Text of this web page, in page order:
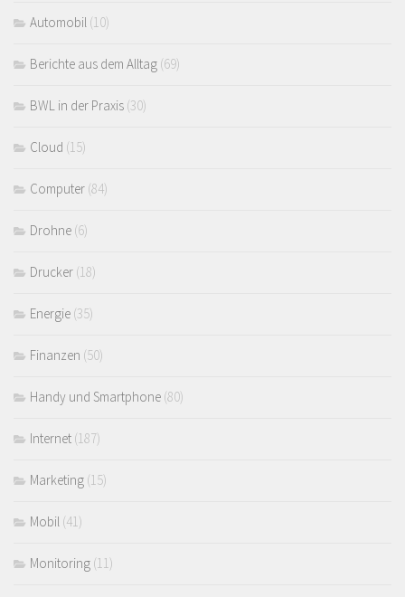
Automobil (10)
Berichte aus dem Alltag (69)
BWL in der Praxis (30)
Cloud (15)
Computer (84)
Drohne (6)
Drucker (18)
Energie (35)
Finanzen (50)
Handy und Smartphone (80)
Internet (187)
Marketing (15)
Mobil (41)
Monitoring (11)